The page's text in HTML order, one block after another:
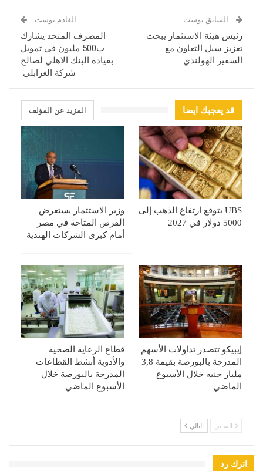
السابق بوست
رئيس هيئة الاستثمار يبحث
تعزيز سبل التعاون مع
السفير الهولندي
القادم بوست
المصرف المتحد يشارك
ب500 مليون في تمويل
بقيادة البنك الاهلي لصالح
شركة الغرابلي
قد يعجبك ايضا المزيد عن المؤلف
UBS يتوقع ارتفاع الذهب إلى
5000 دولار في 2027
وزير الاستثمار يستعرض
الفرص المتاحة في مصر
أمام كبرى الشركات الهندية
إيبيكو تتصدر تداولات الأسهم
المدرجة بالبورصة بقيمة 3,8
مليار جنيه خلال الأسبوع
الماضي
قطاع الرعاية الصحية
والأدوية أنشط القطاعات
المدرجة بالبورصة خلال
الأسبوع الماضي
السابق التالي
اترك رد